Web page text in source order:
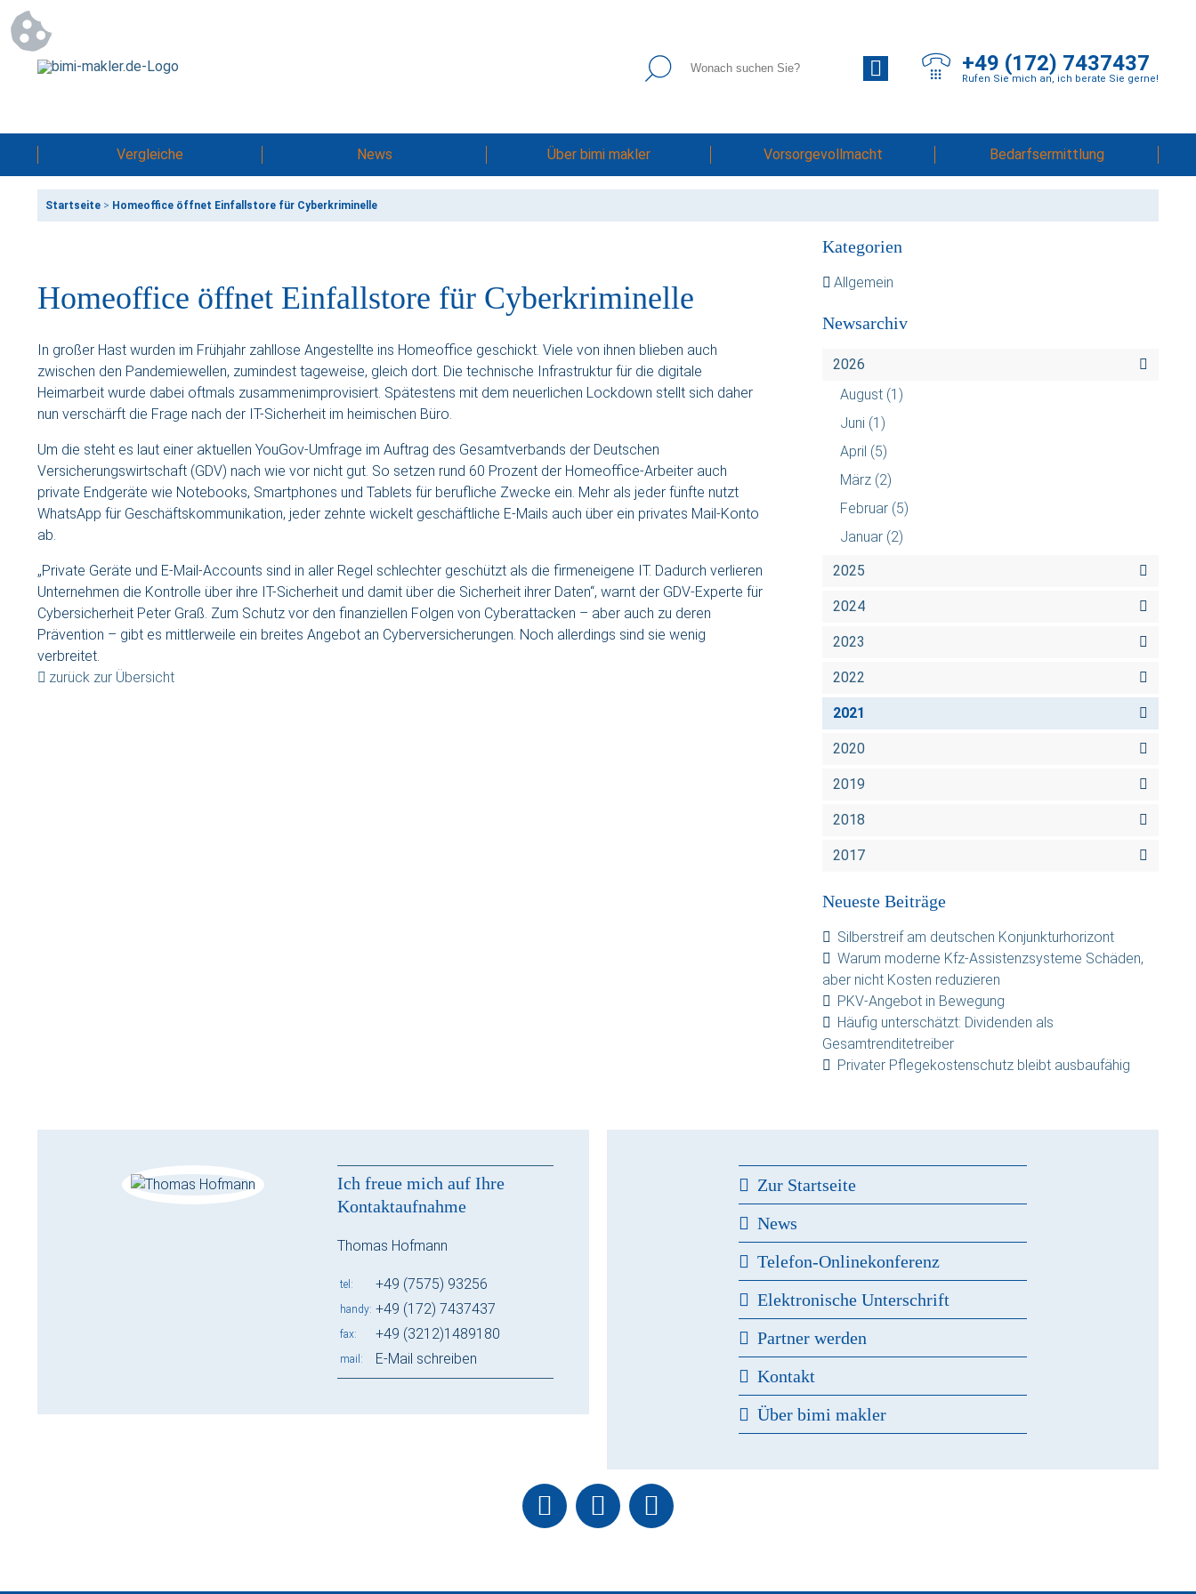
+49 (172) 7437437
Rufen Sie mich an, ich berate Sie gerne!
Vergleiche News Über bimi makler Vorsorgevollmacht Bedarfsermittlung
Startseite > Homeoffice öffnet Einfallstore für Cyberkriminelle
Homeoffice öffnet Einfallstore für Cyberkriminelle
In großer Hast wurden im Frühjahr zahllose Angestellte ins Homeoffice geschickt. Viele von ihnen blieben auch
zwischen den Pandemiewellen, zumindest tageweise, gleich dort. Die technische Infrastruktur für die digitale
Heimarbeit wurde dabei oftmals zusammenimprovisiert. Spätestens mit dem neuerlichen Lockdown stellt sich daher
nun verschärft die Frage nach der IT-Sicherheit im heimischen Büro.
Um die steht es laut einer aktuellen YouGov-Umfrage im Auftrag des Gesamtverbands der Deutschen
Versicherungswirtschaft (GDV) nach wie vor nicht gut. So setzen rund 60 Prozent der Homeoffice-Arbeiter auch
private Endgeräte wie Notebooks, Smartphones und Tablets für berufliche Zwecke ein. Mehr als jeder fünfte nutzt
WhatsApp für Geschäftskommunikation, jeder zehnte wickelt geschäftliche E-Mails auch über ein privates Mail-Konto
ab.
„Private Geräte und E-Mail-Accounts sind in aller Regel schlechter geschützt als die firmeneigene IT. Dadurch verlieren
Unternehmen die Kontrolle über ihre IT-Sicherheit und damit über die Sicherheit ihrer Daten“, warnt der GDV-Experte für
Cybersicherheit Peter Graß. Zum Schutz vor den finanziellen Folgen von Cyberattacken – aber auch zu deren
Prävention – gibt es mittlerweile ein breites Angebot an Cyberversicherungen. Noch allerdings sind sie wenig
verbreitet.
zurück zur Übersicht
Kategorien
Allgemein
Newsarchiv
2026
August (1)
Juni (1)
April (5)
März (2)
Februar (5)
Januar (2)
2025
2024
2023
2022
2021
2020
2019
2018
2017
Neueste Beiträge
Silberstreif am deutschen Konjunkturhorizont
Warum moderne Kfz-Assistenzsysteme Schäden,
aber nicht Kosten reduzieren
PKV-Angebot in Bewegung
Häufig unterschätzt: Dividenden als
Gesamtrenditetreiber
Privater Pflegekostenschutz bleibt ausbaufähig
Ich freue mich auf Ihre
Kontaktaufnahme
Thomas Hofmann
tel +49 (7575) 93256
handy +49 (172) 7437437
fax +49 (3212)1489180
mail E-Mail schreiben
Zur Startseite
News
Telefon-Onlinekonferenz
Elektronische Unterschrift
Partner werden
Kontakt
Über bimi makler